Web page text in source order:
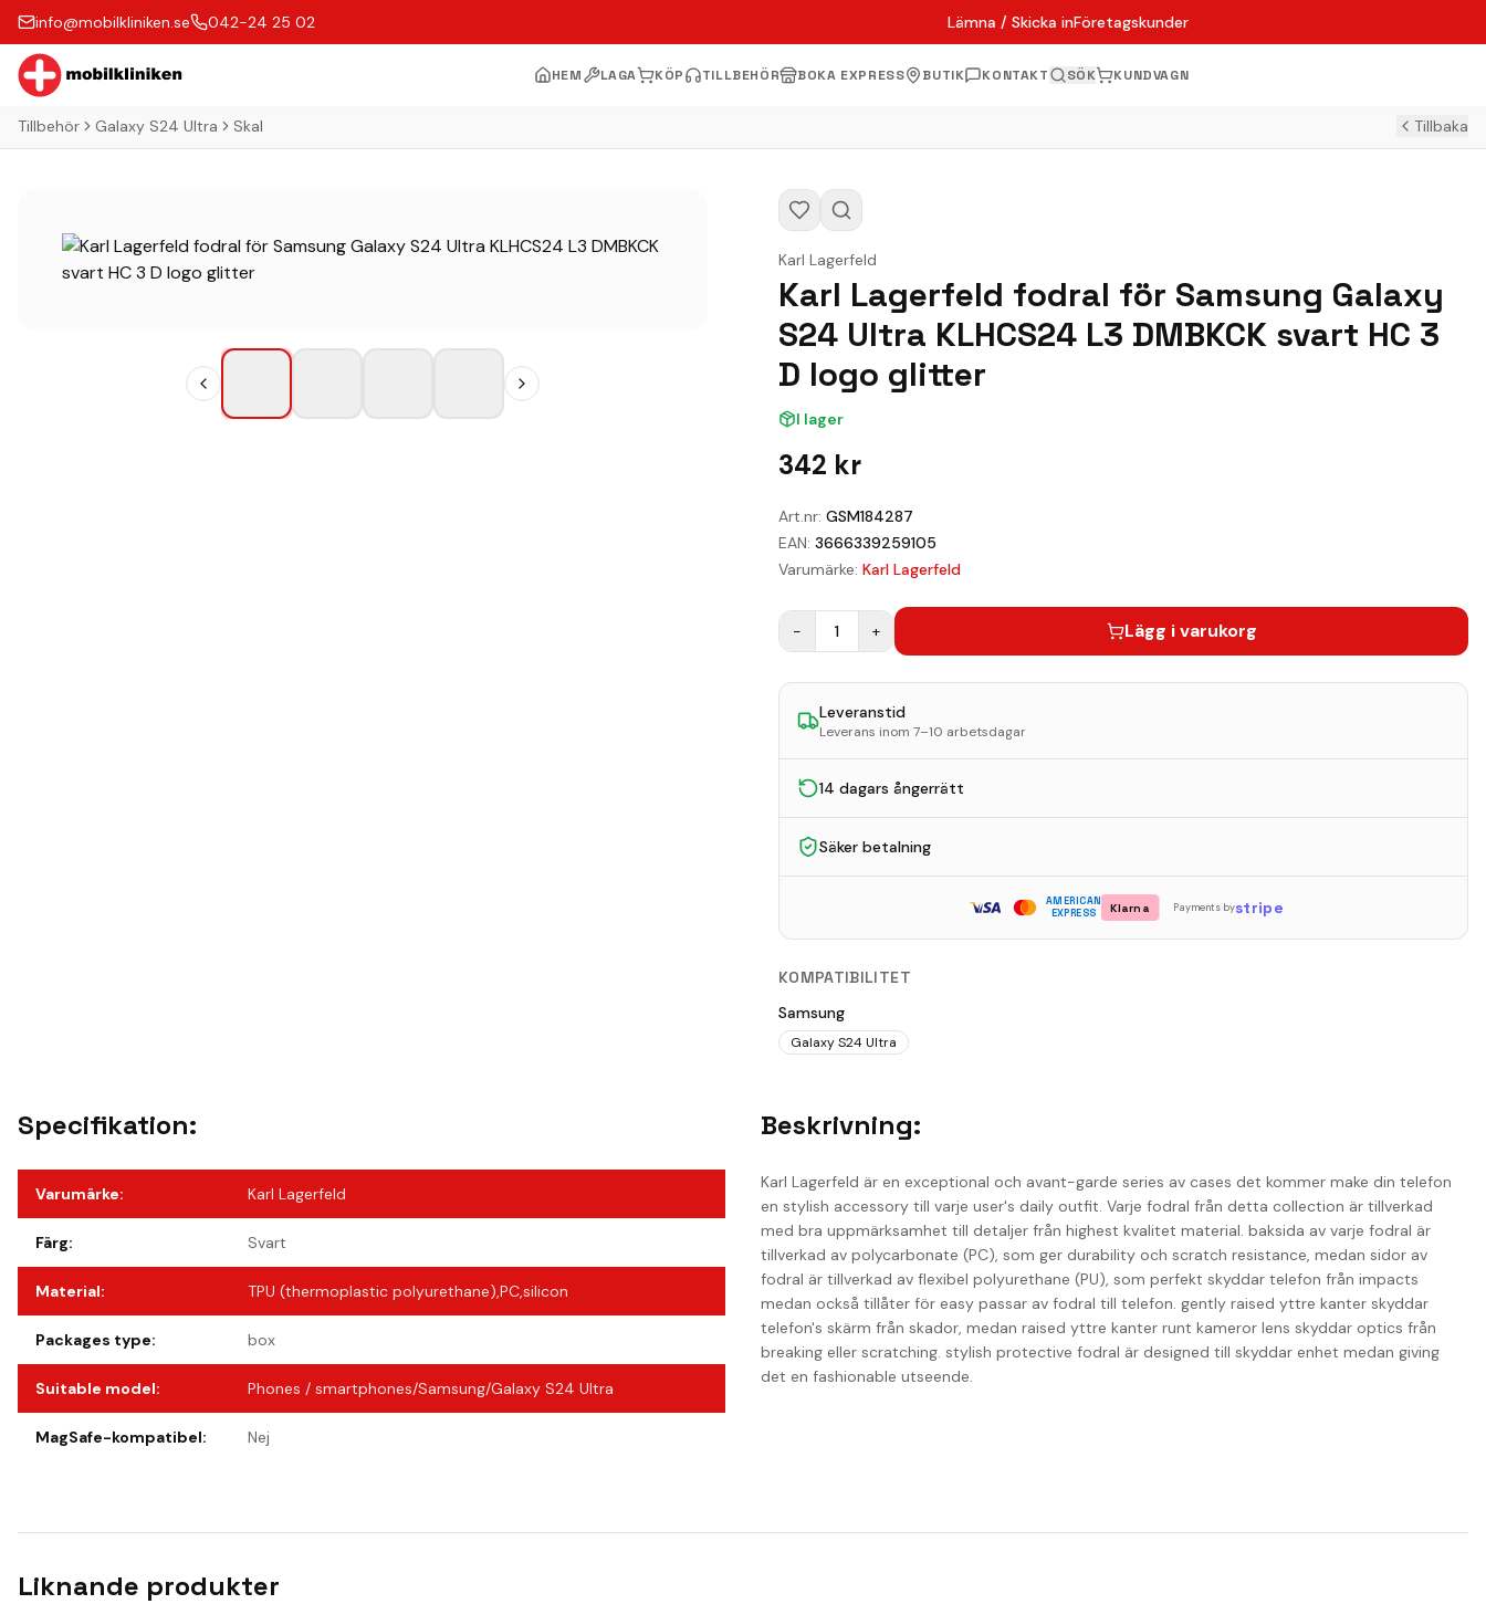
info@mobilkliniken.se 042-24 25 02 Lämna / Skicka inFöretagskunder
HEM LAGA KÖP TILLBEHÖR BOKA EXPRESS BUTIK KONTAKT SÖK KUNDVAGN
Tillbehör Galaxy S24 Ultra Skal Tillbaka
Karl Lagerfeld
Karl Lagerfeld fodral för Samsung Galaxy
S24 Ultra KLHCS24 L3 DMBKCK svart HC 3
D logo glitter
I lager
342 kr
Art.nr: GSM184287
EAN: 3666339259105
Varumärke: Karl Lagerfeld
− 1 + Lägg i varukorg
Leveranstid
Leverans inom 7–10 arbetsdagar
14 dagars ångerrätt
Säker betalning
AMERICAN
EXPRESS
Klarna Payments bystripe
KOMPATIBILITET
Samsung
Galaxy S24 Ultra
Specifikation:
Varumärke: Karl Lagerfeld
Färg: Svart
Material: TPU (thermoplastic polyurethane),PC,silicon
Packages type: box
Suitable model: Phones / smartphones/Samsung/Galaxy S24 Ultra
MagSafe-kompatibel: Nej
Beskrivning:
Karl Lagerfeld är en exceptional och avant-garde series av cases det kommer make din telefon
en stylish accessory till varje user's daily outfit. Varje fodral från detta collection är tillverkad
med bra uppmärksamhet till detaljer från highest kvalitet material. baksida av varje fodral är
tillverkad av polycarbonate (PC), som ger durability och scratch resistance, medan sidor av
fodral är tillverkad av flexibel polyurethane (PU), som perfekt skyddar telefon från impacts
medan också tillåter för easy passar av fodral till telefon. gently raised yttre kanter skyddar
telefon's skärm från skador, medan raised yttre kanter runt kameror lens skyddar optics från
breaking eller scratching. stylish protective fodral är designed till skyddar enhet medan giving
det en fashionable utseende.
Liknande produkter